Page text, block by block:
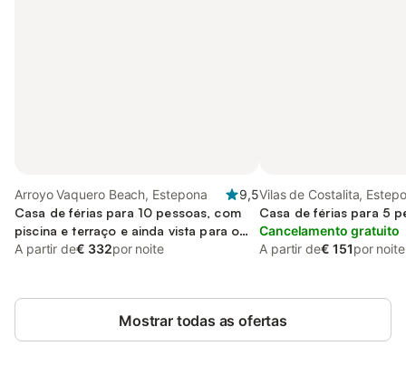
Arroyo Vaquero Beach, Estepona
9,5
Casa de férias para 10 pessoas, com
piscina e terraço e ainda vista para o
mar, adaptado a crianças
A partir de€ 332por noite
Vilas de Costalita,
Casa de férias para 5
Cancelamento gratuito
A partir de€ 151por noite
Mostrar todas as ofertas